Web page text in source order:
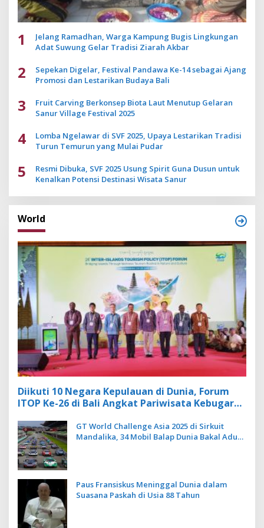
1
Jelang Ramadhan, Warga Kampung Bugis Lingkungan
Adat Suwung Gelar Tradisi Ziarah Akbar
2
Sepekan Digelar, Festival Pandawa Ke-14 sebagai Ajang
Promosi dan Lestarikan Budaya Bali
3
Fruit Carving Berkonsep Biota Laut Menutup Gelaran
Sanur Village Festival 2025
4
Lomba Ngelawar di SVF 2025, Upaya Lestarikan Tradisi
Turun Temurun yang Mulai Pudar
5
Resmi Dibuka, SVF 2025 Usung Spirit Guna Dusun untuk
Kenalkan Potensi Destinasi Wisata Sanur
World
Diikuti 10 Negara Kepulauan di Dunia, Forum
ITOP Ke-26 di Bali Angkat Pariwisata Kebugaran
GT World Challenge Asia 2025 di Sirkuit
Mandalika, 34 Mobil Balap Dunia Bakal Adu
Paus Fransiskus Meninggal Dunia dalam
Suasana Paskah di Usia 88 Tahun